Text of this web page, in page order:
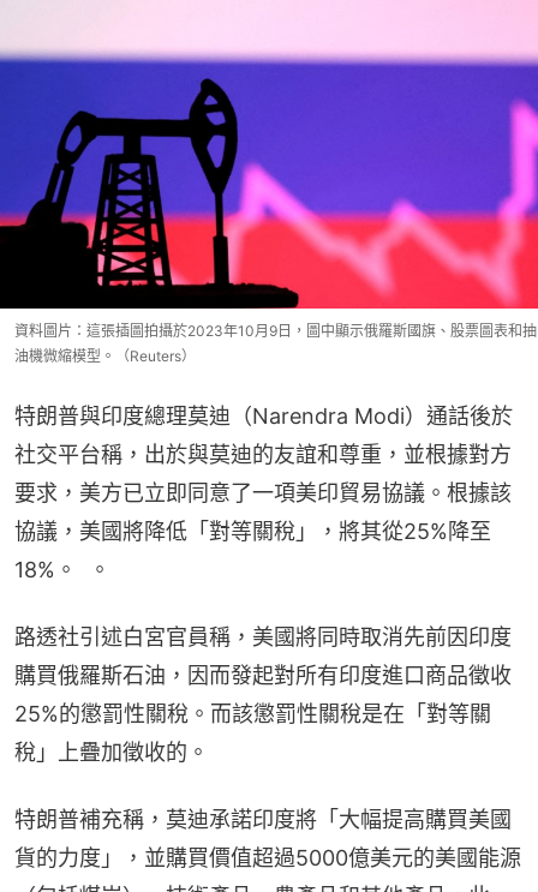
資料圖片：這張插圖拍攝於2023年10月9日，圖中顯示俄羅斯國旗、股票圖表和抽
油機微縮模型。（Reuters）
特朗普與印度總理莫迪（Narendra Modi）通話後於
社交平台稱，出於與莫迪的友誼和尊重，並根據對方
要求，美方已立即同意了一項美印貿易協議。根據該
協議，美國將降低「對等關稅」，將其從25%降至
18%。  。
路透社引述白宮官員稱，美國將同時取消先前因印度
購買俄羅斯石油，因而發起對所有印度進口商品徵收
25%的懲罰性關稅。而該懲罰性關稅是在「對等關
稅」上疊加徵收的。
特朗普補充稱，莫迪承諾印度將「大幅提高購買美國
貨的力度」，並購買價值超過5000億美元的美國能源